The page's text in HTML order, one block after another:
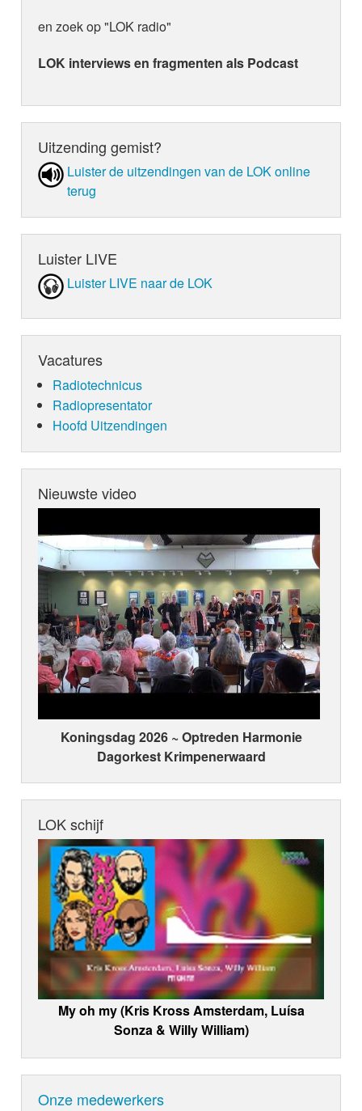
en zoek op "LOK radio"
LOK interviews en fragmenten als Podcast
Uitzending gemist?
Luister de uit­zen­din­gen van de LOK online
terug
Luister LIVE
Luister LIVE naar de LOK
Vacatures
Radiotechnicus
Radiopresentator
Hoofd Uitzendingen
Nieuwste video
Koningsdag 2026 ~ Optreden Harmonie
Dagorkest Krimpenerwaard
LOK schijf
My oh my (Kris Kross Amsterdam, Luísa
Sonza & Willy William)
Onze medewerkers